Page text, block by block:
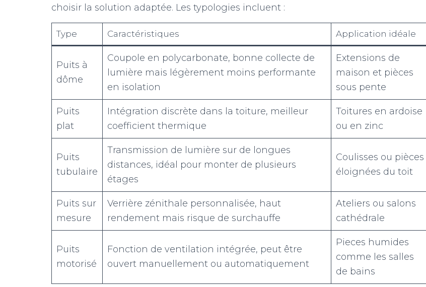
choisir la solution adaptée. Les typologies incluent :
Type Caractéristiques Application idéale
Puits à
dôme
Coupole en polycarbonate, bonne collecte de
lumière mais légèrement moins performante
en isolation
Extensions de
maison et pièces
sous pente
Puits
plat
Intégration discrète dans la toiture, meilleur
coefficient thermique
Toitures en ardoise
ou en zinc
Puits
tubulaire
Transmission de lumière sur de longues
distances, idéal pour monter de plusieurs
étages
Coulisses ou pièces
éloignées du toit
Puits sur
mesure
Verrière zénithale personnalisée, haut
rendement mais risque de surchauffe
Ateliers ou salons
cathédrale
Puits
motorisé
Fonction de ventilation intégrée, peut être
ouvert manuellement ou automatiquement
Pieces humides
comme les salles
de bains